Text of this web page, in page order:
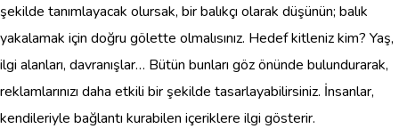
şekilde tanımlayacak olursak, bir balıkçı olarak düşünün; balık
yakalamak için doğru gölette olmalısınız. Hedef kitleniz kim? Yaş,
ilgi alanları, davranışlar… Bütün bunları göz önünde bulundurarak,
reklamlarınızı daha etkili bir şekilde tasarlayabilirsiniz. İnsanlar,
kendileriyle bağlantı kurabilen içeriklere ilgi gösterir.